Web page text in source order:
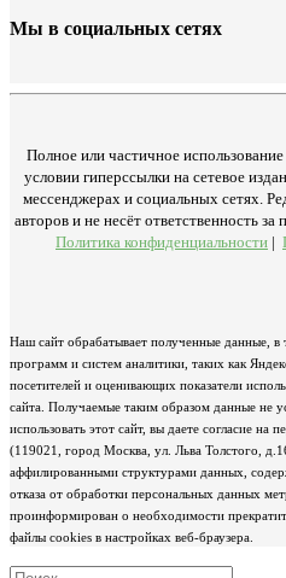
Мы в социальных сетях
Полное или частичное
условии гиперссылки на сетевое
мессенджерах и социальных сетях.
авторов и не несёт ответственность
Политика конфиденциальности |
Наш сайт обрабатывает полученные данные, в
программ и систем аналитики, таких как
посетителей и оценивающих показатели
сайта. Получаемые таким образом данные не
использовать этот сайт, вы даете согласие
(119021, город Москва, ул. Льва Толстого,
аффилированными структурами данных,
отказа от обработки персональных данных
проинформирован о необходимости
файлы cookies в настройках веб-браузера.